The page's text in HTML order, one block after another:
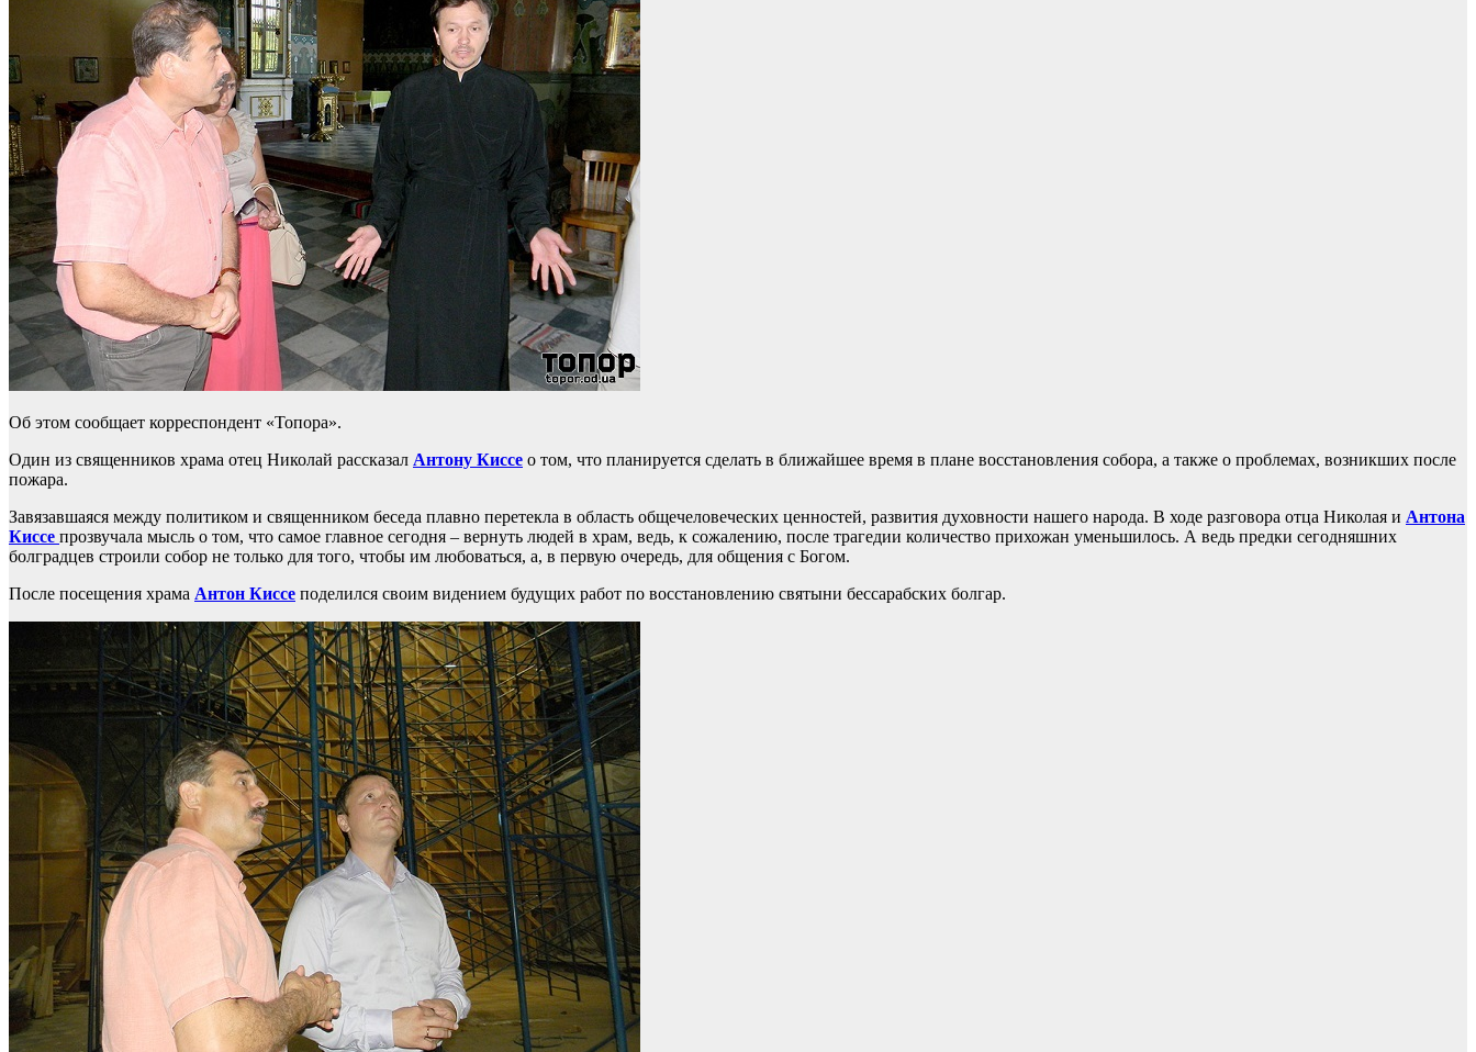
Об этом сообщает корреспондент «Топора».
Один из священников храма отец Николай рассказал Антону Киссе о том, что планируется сделать в ближайшее время в плане восстановления собора, а также о проблемах, возникших после
пожара.
Завязавшаяся между политиком и священником беседа плавно перетекла в область общечеловеческих ценностей, развития духовности нашего народа. В ходе разговора отца Николая и Антона
Киссе прозвучала мысль о том, что самое главное сегодня – вернуть людей в храм, ведь, к сожалению, после трагедии количество прихожан уменьшилось. А ведь предки сегодняшних
болградцев строили собор не только для того, чтобы им любоваться, а, в первую очередь, для общения с Богом.
После посещения храма Антон Киссе поделился своим видением будущих работ по восстановлению святыни бессарабских болгар.